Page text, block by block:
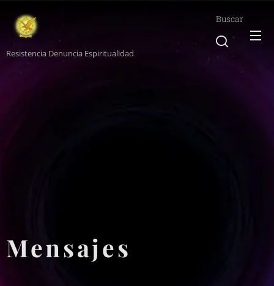
Resistencia Denuncia Espiritualidad
Buscar
Mensajes